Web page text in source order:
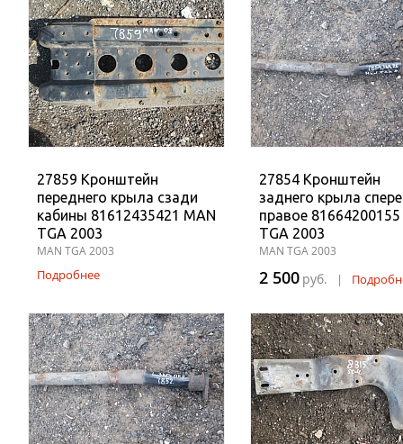
27859 Кронштейн
переднего крыла сзади
кабины 81612435421 MAN
TGA 2003
MAN TGA 2003
Подробнее
27854 Кронштейн
заднего крыла
правое
TGA 2003
MAN TGA 2003
2 500 руб. |